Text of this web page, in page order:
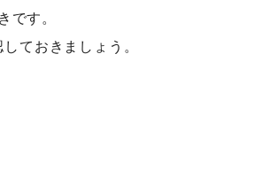
です。
ておきましょう。